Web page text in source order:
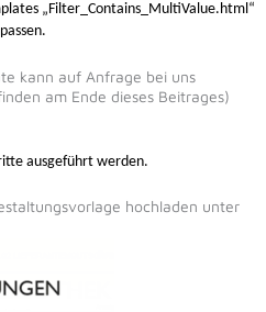
„Filter_Contains_MultiValue.html“
kann auf Anfrage bei uns
am Ende dieses Beitrages)
ausgeführt werden.
hochladen unter